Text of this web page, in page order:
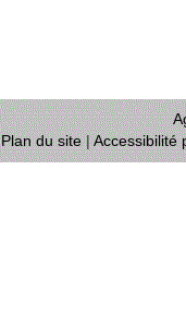
Plan du site|Accessibilité